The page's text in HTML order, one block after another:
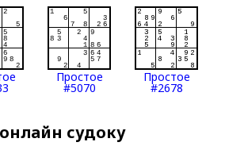
Простое
#5070
Простое
#2678
судоку